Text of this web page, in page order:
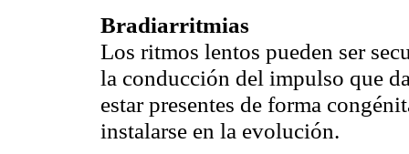
Bradiarritmias
Los ritmos lentos pueden ser
la conducción del impulso que
estar presentes de forma
instalarse en la evolución.